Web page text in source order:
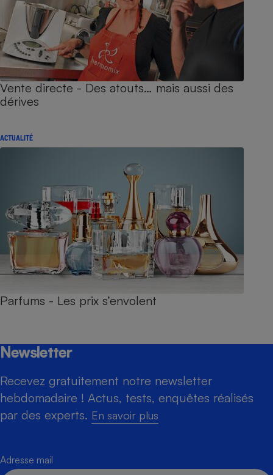
Vente directe - Des atouts… mais aussi des
dérives
ACTUALITÉ
Parfums - Les prix s’envolent
Newsletter
Recevez gratuitement notre newsletter
hebdomadaire ! Actus, tests, enquêtes réalisés
par des experts. En savoir plus
Adresse mail